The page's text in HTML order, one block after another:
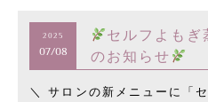
2025
07/08
セルフよも
のお知らせ
＼ サロンの新メニューに「